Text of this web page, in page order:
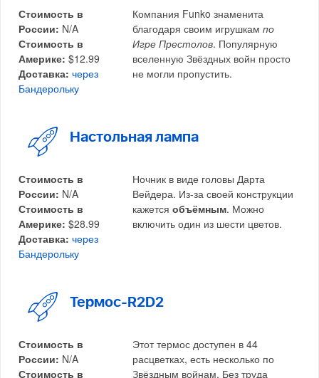
Стоимость в
России: N/A
Стоимость в
Америке:$12.99
Доставка: через
Бандерольку
Компания Funko знаменита
благодаря своим игрушкампо
Игре Престолов. Популярную
вселенную Звёздных войн просто
не могли пропустить.
Настольная лампа
Стоимость в
России: N/A
Стоимость в
Америке:$28.99
Доставка: через
Бандерольку
Ночник в виде головы Дарта
Вейдера. Из-за своей конструкции
кажетсяобъёмным. Можно
включить один из шести цветов.
Термос-R2D2
Стоимость в
России: N/A
Стоимость в
Этот термос доступен в 44
расцветках, есть несколько по
Звёздным войнам. Без труда